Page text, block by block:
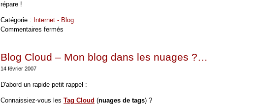
répare !
Catégorie : Internet - Blog
Commentaires fermés
Blog Cloud – Mon blog dans les nuages ?…
14 février 2007
D'abord un rapide petit rappel :
Connaissiez-vous les Tag Cloud (nuages de tags) ?